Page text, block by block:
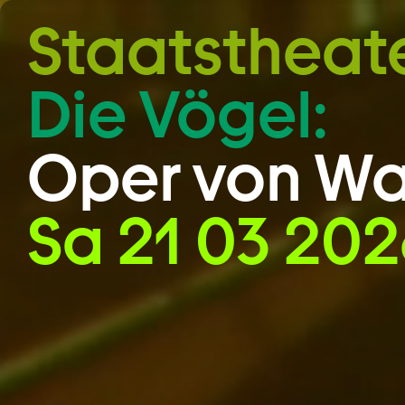
Zum Hauptinhalt springen
Die Vögel:
Oper von
Sa 21 03